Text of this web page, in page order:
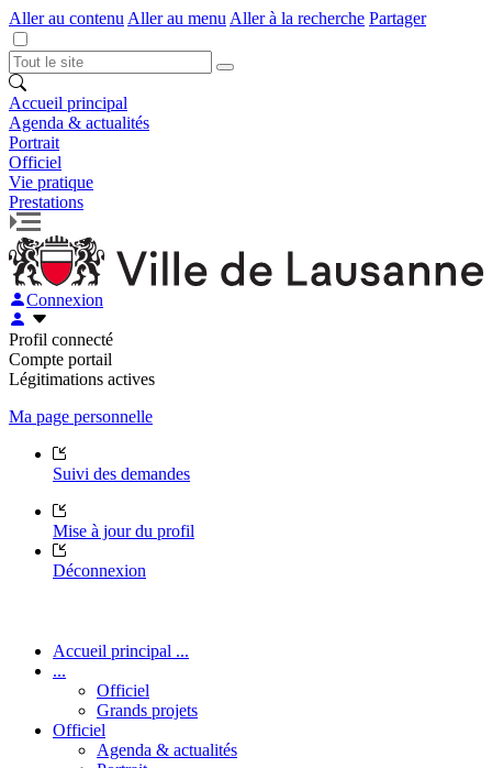
Aller au contenu Aller au menu Aller à la recherche Partager
Accueil principal
Agenda & actualités
Portrait
Officiel
Vie pratique
Prestations
Connexion
Profil connecté
Compte portail
Légitimations actives
Ma page personnelle
Suivi des demandes
Mise à jour du profil
Déconnexion
Accueil principal ...
...
Officiel
Grands projets
Officiel
Agenda & actualités